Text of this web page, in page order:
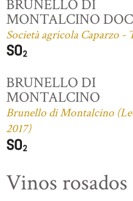
BRUNELLO DI
MONTALCINO
Società agricola Caparzo -
BRUNELLO DI
MONTALCINO
Brunello di Montalcino
2017)
Vinos rosados